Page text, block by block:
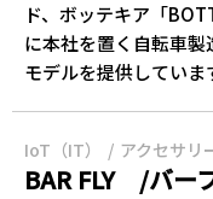
ド、ボッテキア「
に本社を置く自転車
モデルを提供してい
IoT（IT） アクセサリ
BAR FLY /バー